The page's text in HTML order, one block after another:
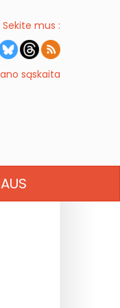
Sekite mus :
sąskaita